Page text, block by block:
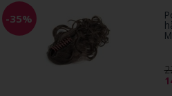
-35%